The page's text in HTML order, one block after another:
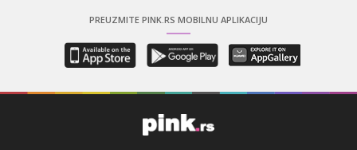
PREUZMITE PINK.RS MOBILNU APLIKACIJU